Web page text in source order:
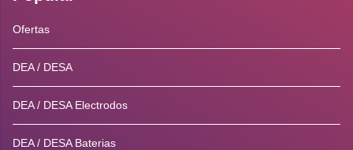
Ofertas
DEA / DESA
DEA / DESA Electrodos
DEA / DESA Baterias